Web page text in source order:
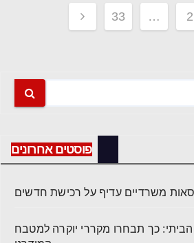
…
33
פוסטים אחרונים
משרדיים עדיף על רכישת חדשים
כך תבחרו מקררי יוקרה למטבח